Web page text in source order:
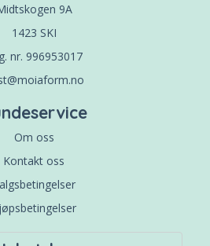
9A
1423 SKI
nr. 996953017
Om oss
Kontakt oss